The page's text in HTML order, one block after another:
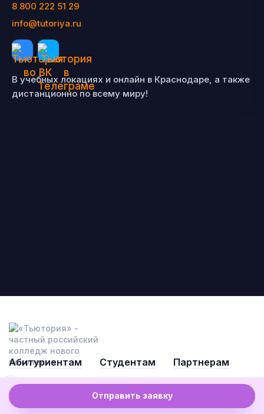
Отправить заявку
8 800 222 51 29
info@tutoriya.ru
В учебных локациях и онлайн в Краснодаре, а также
дистанционно по всему миру!
Абитуриентам Студентам Партнерам
Команда колледжа сейчас на связи
8 800 222 51 29